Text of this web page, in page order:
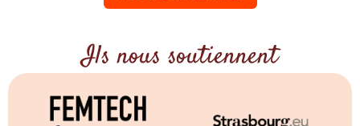
Ils nous soutiennent